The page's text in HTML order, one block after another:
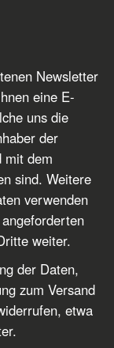
Newsletter
eine E-
uns die
der
mit dem
sind. Weitere
verwenden
weiter.
der Daten,
zum Versand
etwa